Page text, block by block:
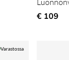
€ 109
Varastossa